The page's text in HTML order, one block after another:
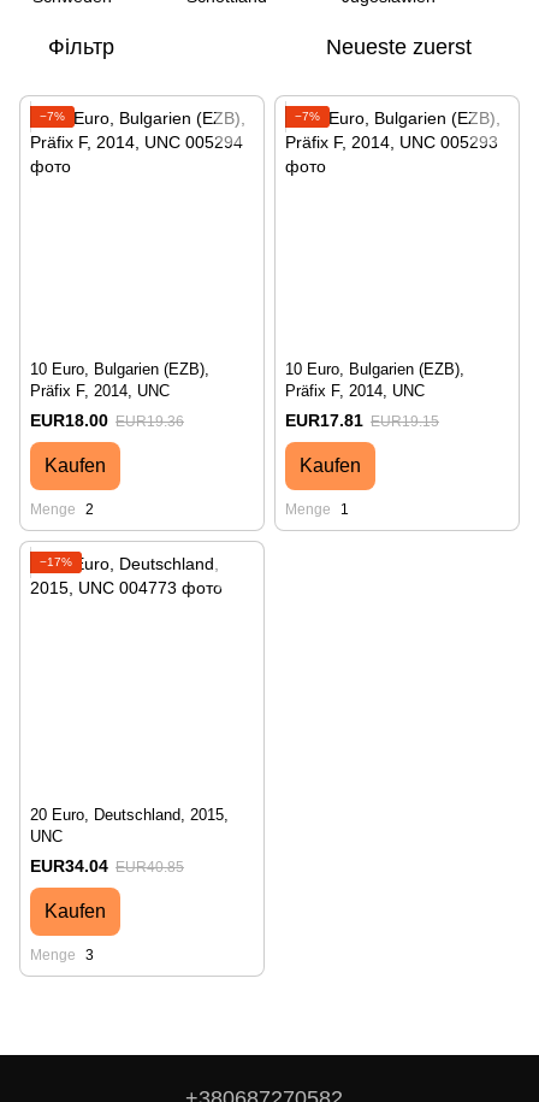
Фільтр Neueste zuerst
−7%
10 Euro, Bulgarien (EZB),
Präfix F, 2014, UNC
EUR18.00 EUR19.36
Kaufen
Menge 2
−7%
10 Euro, Bulgarien (EZB),
Präfix F, 2014, UNC
EUR17.81 EUR19.15
Kaufen
Menge 1
−17%
20 Euro, Deutschland, 2015,
UNC
EUR34.04 EUR40.85
Kaufen
Menge 3